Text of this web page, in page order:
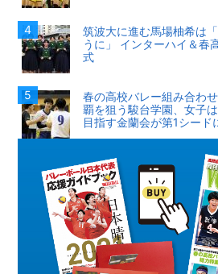
筑波大に進む馬場柚希は
うに」 インターハイ＆春
式
春の高校バレー組み合わ
覇を狙う駿台学園、女子
目指す金蘭会が第1シード